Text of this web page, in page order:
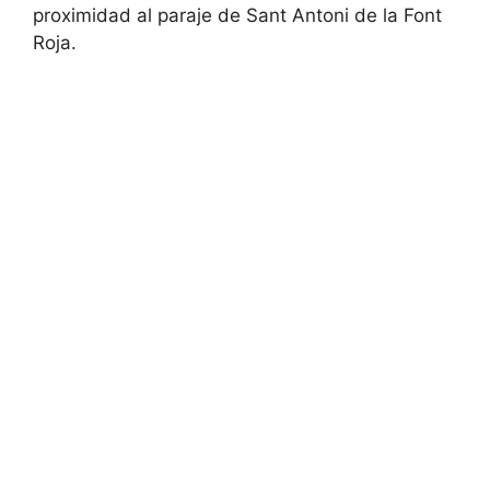
proximidad al paraje de Sant Antoni de la Font
Roja.